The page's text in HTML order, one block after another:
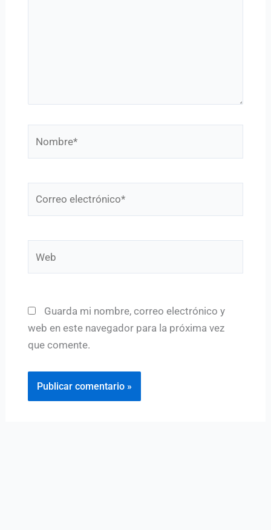
Guarda mi nombre, correo electrónico y
web en este navegador para la próxima vez
que comente.